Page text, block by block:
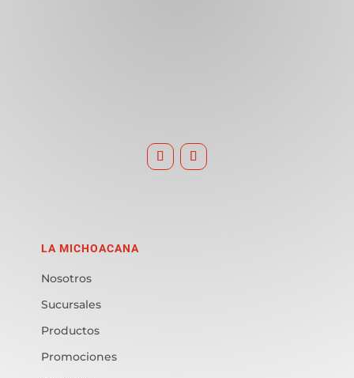
LA MICHOACANA
Nosotros
Sucursales
Productos
Promociones